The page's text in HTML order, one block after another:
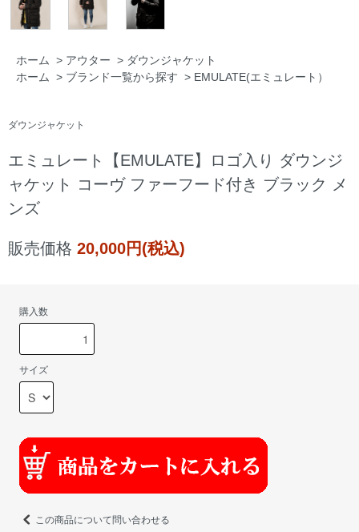
ホーム > アウター > ダウンジャケット
ホーム
> ブランド一覧から探す > EMULATE(エミュレート）
ダウンジャケット
エミュレート【EMULATE】ロゴ入り ダウンジ
ャケット コーヴ ファーフード付き ブラック メ
ンズ
販売価格 20,000円(税込)
購入数
サイズ
この商品について問い合わせる